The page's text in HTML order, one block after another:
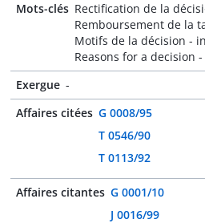
Mots-clés Rectification de la
Remboursement de la
Motifs de la décision -
Reasons for a decision
Exergue -
Affaires citées G 0008/95
T 0546/90
T 0113/92
Affaires citantes G 0001/10
J 0016/99